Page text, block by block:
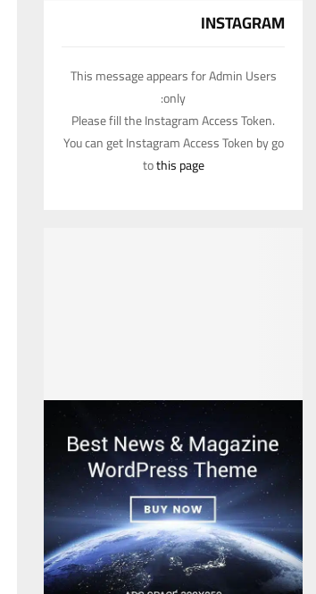
INSTAGRAM
This message appears for Admin Users
only:
Please fill the Instagram Access Token.
You can get Instagram Access Token by go
tothis page